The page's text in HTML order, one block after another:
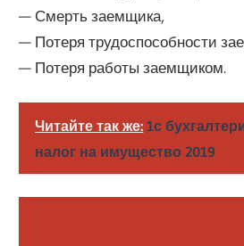
— Смерть заемщика,
— Потеря трудоспособности
— Потеря работы заемщиком.
Читайте так же: 1с
налог на имущество 2019